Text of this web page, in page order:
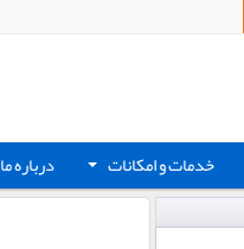
+ خدمات و امکانات درباره ما